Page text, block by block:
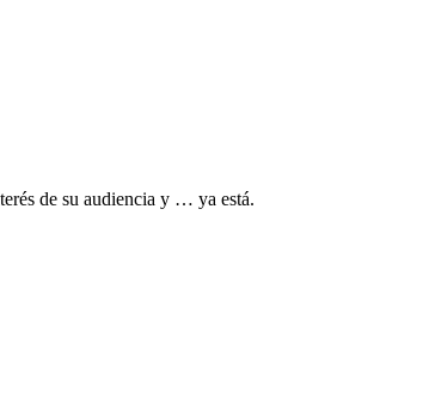
de su audiencia y … ya está.